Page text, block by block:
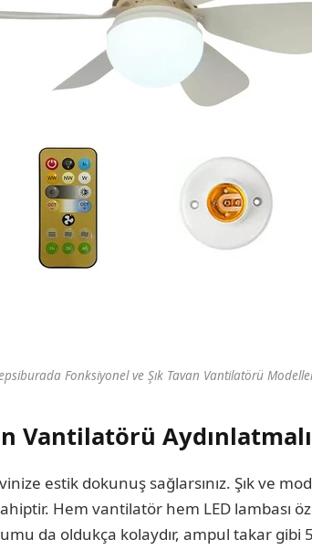
Fonksiyonel ve Şık Tavan Vantilatörü
Vantilatörü Aydınlatmalı
estik dokunuş sağlarsınız. Şık ve
Hem vantilatör hem LED lambası
da oldukça kolaydır, ampul takar gibi